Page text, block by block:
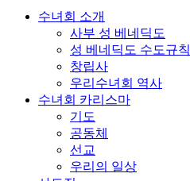
수녀회 소개
사부 성 베네딕도
성 베네딕도 수도규칙
창립사
우리수녀회 역사
수녀회 카리스마
기도
공동체
선교
우리의 일상